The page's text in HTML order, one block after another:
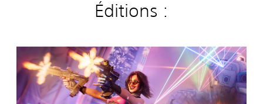
Éditions :
o
g
e